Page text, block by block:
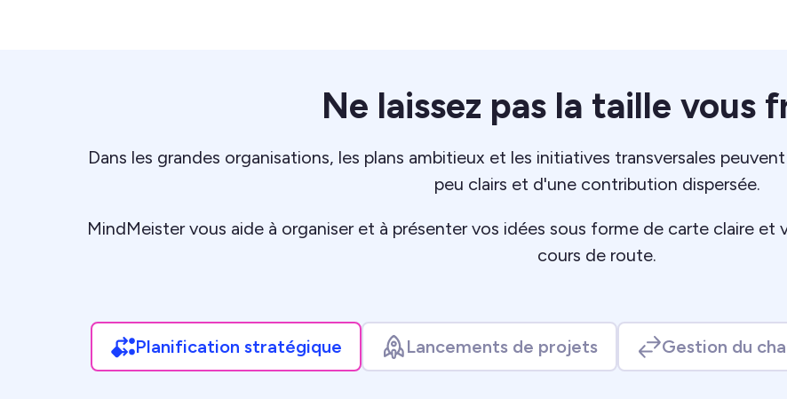
Ne laissez pas la taille vous
Dans les grandes organisations, les plans ambitieux et les initiatives transversales
peu clairs et d'une contribution dispersée.
MindMeister vous aide à organiser et à présenter vos idées sous forme de carte claire et
cours de route.
Planification stratégique Lancements de projets Gestion du